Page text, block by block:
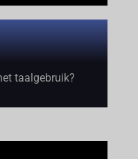
taalgebruik?